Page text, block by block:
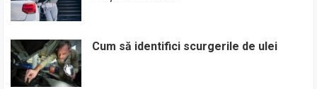
Cum să identifici scurgerile de ulei